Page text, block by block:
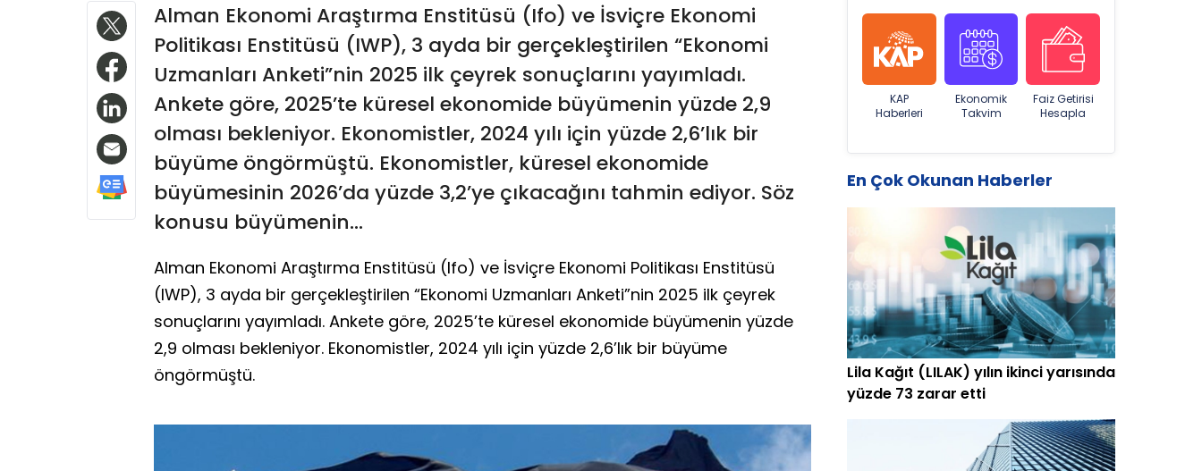
Alman Ekonomi Araştırma Enstitüsü (Ifo) ve İsviçre Ekonomi
Politikası Enstitüsü (IWP), 3 ayda bir gerçekleştirilen “Ekonomi
Uzmanları Anketi”nin 2025 ilk çeyrek sonuçlarını yayımladı.
Ankete göre, 2025’te küresel ekonomide büyümenin yüzde 2,9
olması bekleniyor. Ekonomistler, 2024 yılı için yüzde 2,6’lık bir
büyüme öngörmüştü. Ekonomistler, küresel ekonomide
büyümesinin 2026’da yüzde 3,2’ye çıkacağını tahmin ediyor. Söz
konusu büyümenin...
Alman Ekonomi Araştırma Enstitüsü (Ifo) ve İsviçre Ekonomi Politikası Enstitüsü
(IWP), 3 ayda bir gerçekleştirilen “Ekonomi Uzmanları Anketi”nin 2025 ilk çeyrek
sonuçlarını yayımladı. Ankete göre, 2025’te küresel ekonomide büyümenin yüzde
2,9 olması bekleniyor. Ekonomistler, 2024 yılı için yüzde 2,6’lık bir büyüme
öngörmüştü.
KAP
Haberleri
Ekonomik
Takvim
Faiz Getirisi
Hesapla
En Çok Okunan Haberler
Lila Kağıt (LILAK) yılın ikinci yarısında
yüzde 73 zarar etti